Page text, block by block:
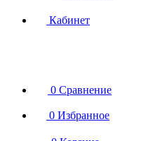
Кабинет
0 Сравнение
0 Избранное